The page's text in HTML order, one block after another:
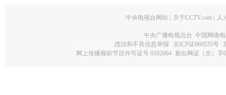
中央电视台网站 关于CCTV.com 人
中央广播电视总台 中国网络
违法和不良信息举报
京ICP证060535号
网上传播视听节目许可证号 0102004 新出网证（京）